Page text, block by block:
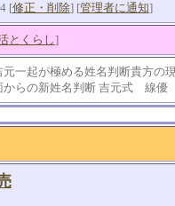
[修正・削除] [管理者に通知]
とくらし]
起が極める姓名判断貴方の
からの新姓名判断 吉元式 線優